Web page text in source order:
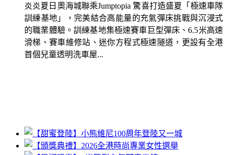
炎炎夏日奧海城聯乘Jumptopia 驚喜打造盛夏「極速車隊
訓練基地」，完美結合高能量的充氣彈床挑戰與沉浸式
的職業體驗。訓練基地集極速賽車巨型彈床、6.5米高速
滑梯、賽車維修站、迷你方程式極速隧道，更設有全港
首個兒童透明洗車屋...